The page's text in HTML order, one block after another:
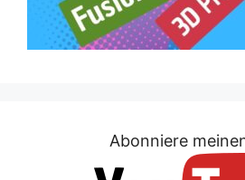
Abonniere